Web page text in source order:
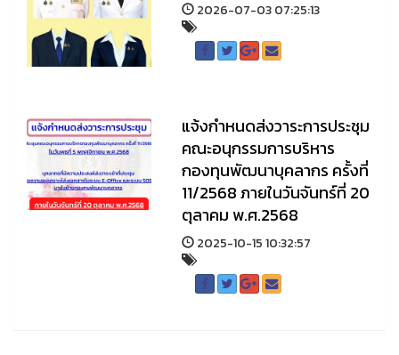
2026-07-03 07:25:13
แจ้งกำหนดส่งวาระการประชุม
คณะอนุกรรมการบริหาร
กองทุนพัฒนาบุคลากร ครั้งที่
11/2568 ภายในวันจันทร์ที่ 20
ตุลาคม พ.ศ.2568
2025-10-15 10:32:57